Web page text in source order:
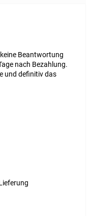
1 von 5 Sternen.
Beantwortung
nach Bezahlung.
und definitiv das
5 von 5 Sternen.
5 von 5 Sternen.